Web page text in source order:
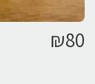
₪80